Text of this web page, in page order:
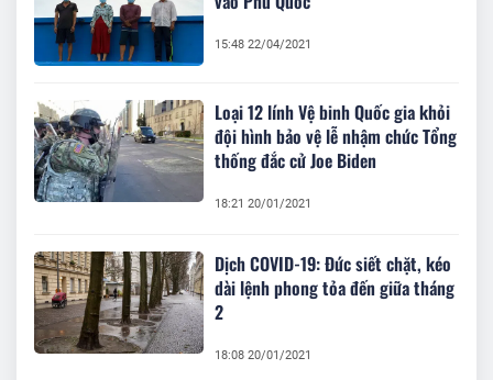
15:48 22/04/2021
Loại 12 lính Vệ binh Quốc gia khỏi
đội hình bảo vệ lễ nhậm chức Tổng
thống đắc cử Joe Biden
18:21 20/01/2021
Dịch COVID-19: Đức siết chặt, kéo
dài lệnh phong tỏa đến giữa tháng
2
18:08 20/01/2021